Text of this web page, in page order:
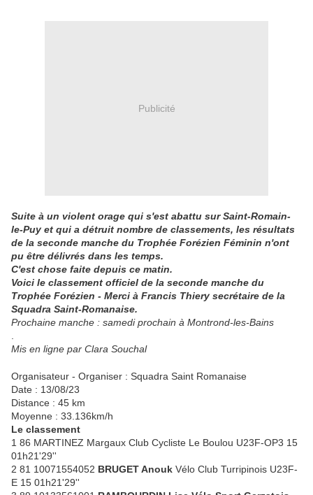
Publicité
Suite à un violent orage qui s'est abattu sur Saint-Romain-
le-Puy et qui a détruit nombre de classements, les résultats
de la seconde manche du Trophée Forézien Féminin n'ont
pu être délivrés dans les temps.
C'est chose faite depuis ce matin.
Voici le classement officiel de la seconde manche du
Trophée Forézien - Merci à Francis Thiery secrétaire de la
Squadra Saint-Romanaise.
Prochaine manche : samedi prochain à Montrond-les-Bains
Mis en ligne par Clara Souchal
Organisateur - Organiser : Squadra Saint Romanaise
Date : 13/08/23
Distance : 45 km
Moyenne : 33.136km/h
Le classement
1 86 MARTINEZ Margaux Club Cycliste Le Boulou U23F-OP3 15
01h21'29''
2 81 10071554052 BRUGET Anouk Vélo Club Turripinois U23F-
E 15 01h21'29''